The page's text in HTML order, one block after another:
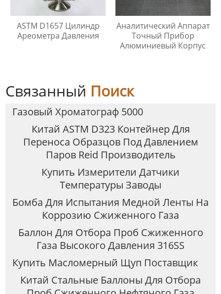
ASTM D1657 Цилиндр
Ареометра Давления
Аналитический Аппарат
Точный Прибор
Алюминиевый Корпус
Связанный Поиск
Газовый Хроматограф 5000
Китай ASTM D323 Контейнер Для
Переноса Образцов Под Давлением
Паров Reid Производитель
Купить Измерители Датчики
Температуры Заводы
Бомба Для Испытания Медной Ленты На
Коррозию Сжиженного Газа
Баллон Для Отбора Проб Сжиженного
Газа Высокого Давления 316SS
Купить Масломерный Щуп Поставщик
Китай Стальные Баллоны Для Отбора